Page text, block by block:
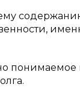
понимаемое